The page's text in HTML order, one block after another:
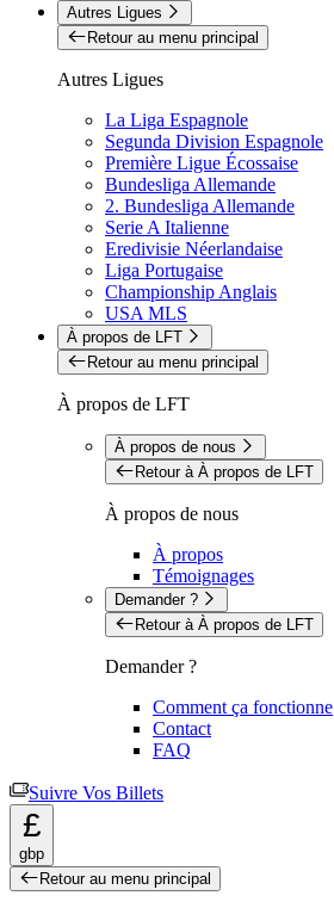
Autres Ligues
Retour au menu principal
Autres Ligues
La Liga Espagnole
Segunda Division Espagnole
Première Ligue Écossaise
Bundesliga Allemande
2. Bundesliga Allemande
Serie A Italienne
Eredivisie Néerlandaise
Liga Portugaise
Championship Anglais
USA MLS
À propos de LFT
Retour au menu principal
À propos de LFT
À propos de nous
Retour à À propos de LFT
À propos de nous
À propos
Témoignages
Demander ?
Retour à À propos de LFT
Demander ?
Comment ça fonctionne
Contact
FAQ
Suivre Vos Billets
£
gbp
Retour au menu principal